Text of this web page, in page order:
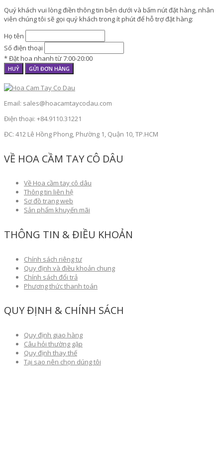
Quý khách vui lòng điền thông tin bên dưới và bấm nút đặt hàng, nhân
viên chúng tôi sẽ gọi quý khách trong ít phút để hỗ trợ đặt hàng:
Họ tên
Số điện thoại
* Đặt hoa nhanh từ 7:00-20:00
HUỶ GỬI ĐƠN HÀNG
Email: sales@hoacamtaycodau.com
Điện thoại: +84.9110.31221
ĐC: 412 Lê Hồng Phong, Phường 1, Quận 10, TP.HCM
VỀ HOA CẦM TAY CÔ DÂU
Về Hoa cầm tay cô dâu
Thông tin liên hệ
Sơ đồ trang web
Sản phẩm khuyến mãi
THÔNG TIN & ĐIỀU KHOẢN
Chính sách riêng tư
Quy định và điều khoản chung
Chính sách đổi trả
Phương thức thanh toán
QUY ĐỊNH & CHÍNH SÁCH
Quy định giao hàng
Câu hỏi thường gặp
Quy định thay thế
Tại sao nên chọn dúng tôi